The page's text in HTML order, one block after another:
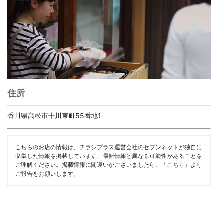
住所
香川県高松市十川東町55番地1
こちらのお店の情報は、チラシプラス運営会社のセブンネットが独自に
収集した情報を掲載しています。最新情報と異なる可能性があることを
ご理解ください。掲載情報に間違いがございましたら、「 こちら 」より
ご報告をお願いします。